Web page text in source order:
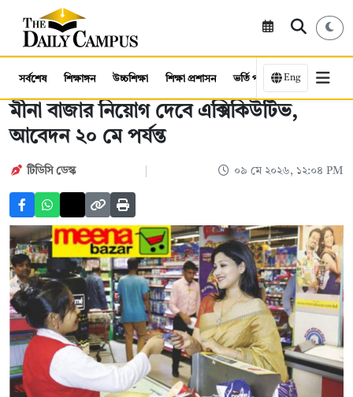
সর্বশেষ শিক্ষাঙ্গন উচ্চশিক্ষা শিক্ষা প্রশাসন ভর্তি পরীক্ষা কর্মসংস্থান
Eng
মীনা বাজার নিয়োগ দেবে এক্সিকিউটিভ,
আবেদন ২০ মে পর্যন্ত
টিডিসি ডেস্ক ০৯ মে ২০২৬, ১২:০৪ PM